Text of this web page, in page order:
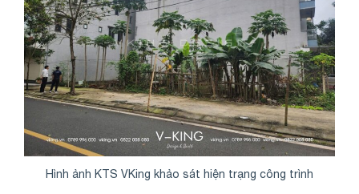
Hình ảnh KTS VKing khảo sát hiện trạng công trình